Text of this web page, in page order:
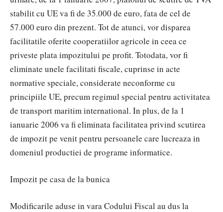
stabilit cu UE va fi de 35.000 de euro, fata de cel de
57.000 euro din prezent. Tot de atunci, vor disparea
facilitatile oferite cooperatiilor agricole in ceea ce
priveste plata impozitului pe profit. Totodata, vor fi
eliminate unele facilitati fiscale, cuprinse in acte
normative speciale, considerate neconforme cu
principiile UE, precum regimul special pentru activitatea
de transport maritim international. In plus, de la 1
ianuarie 2006 va fi eliminata facilitatea privind scutirea
de impozit pe venit pentru persoanele care lucreaza in
domeniul productiei de programe informatice.
Impozit pe casa de la bunica
Modificarile aduse in vara Codului Fiscal au dus la